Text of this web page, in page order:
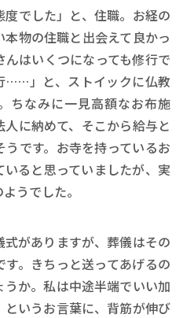
でした」と、住職。お経の
物の住職と出会えて良かっ
はいくつになっても修行で
……」と、ストイックに仏教
ちなみに一見高額なお布施
に納めて、そこから給与と
うです。お寺を持っているお
ると思っていましたが、実
うでした。
式がありますが、葬儀はその
。きちっと送ってあげるの
か。私は中途半端でいい加
いうお言葉に、背筋が伸び